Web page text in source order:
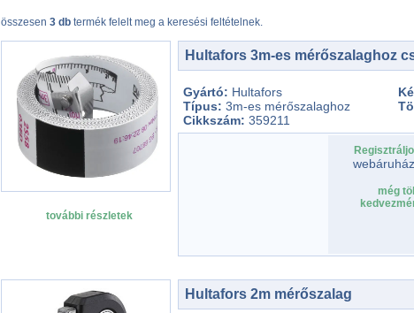
összesen 3 db termék felelt meg a keresési feltételnek.
további részletek
Hultafors 3m-es mérőszalaghoz
Gyártó: Hultafors
Típus: 3m-es mérőszalaghoz
Cikkszám: 359211
még
Hultafors 2m mérőszalag